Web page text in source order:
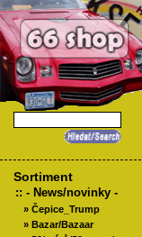
Sortiment
:: - News/novinky -
» Čepice_Trump
» Bazar/Bazaar